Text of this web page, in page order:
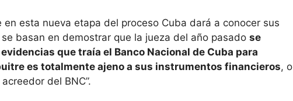
en esta nueva etapa del proceso Cuba dará a conocer sus
basan en demostrar que la jueza del año pasado se
que traía el Banco Nacional de Cuba para
es totalmente ajeno a sus instrumentos financieros, o
del BNC”.